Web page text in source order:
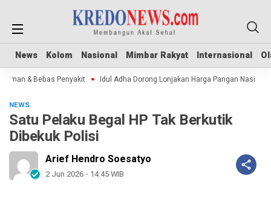
News Kolom Nasional Mimbar Rakyat Internasional
News Kolom Nasional Mimbar Rakyat Internasional
& Bebas Penyakit Idul Adha Dorong Lonjakan Harga Pangan Nasional
NEWS
Satu Pelaku Begal HP Tak Berkutik
Dibekuk Polisi
Arief Hendro Soesatyo
2 Jun 2026 - 14:45 WIB